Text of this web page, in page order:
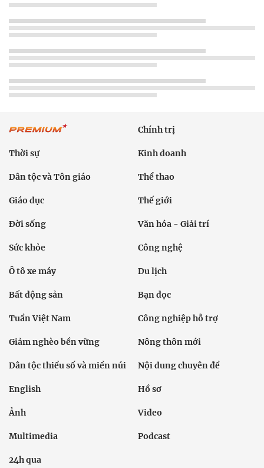
Chính trị
Thời sự Kinh doanh
Dân tộc và Tôn giáo Thể thao
Giáo dục Thế giới
Đời sống Văn hóa - Giải trí
Sức khỏe Công nghệ
Ô tô xe máy Du lịch
Bất động sản Bạn đọc
Tuần Việt Nam Công nghiệp hỗ trợ
Giảm nghèo bền vững Nông thôn mới
Dân tộc thiểu số và miền núi Nội dung chuyên đề
English Hồ sơ
Ảnh Video
Multimedia Podcast
24h qua